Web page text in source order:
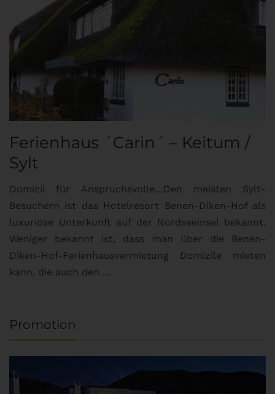
Ferienhaus ´Carin´ – Keitum /
Sylt
Domizil für Anspruchsvolle…Den meisten Sylt-
Besuchern ist das Hotelresort Benen-Diken-Hof als
luxuriöse Unterkunft auf der Nordseeinsel bekannt.
Weniger bekannt ist, dass man über die Benen-
Diken-Hof-Ferienhausvermietung Domizile mieten
kann, die auch den ...
Promotion